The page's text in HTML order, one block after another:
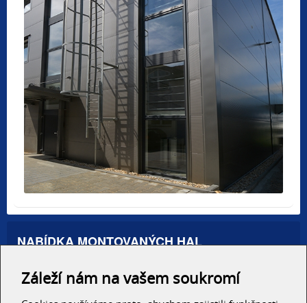
NABÍDKA MONTOVANÝCH HAL
Autosalony, servisy
Záleží nám na vašem soukromí